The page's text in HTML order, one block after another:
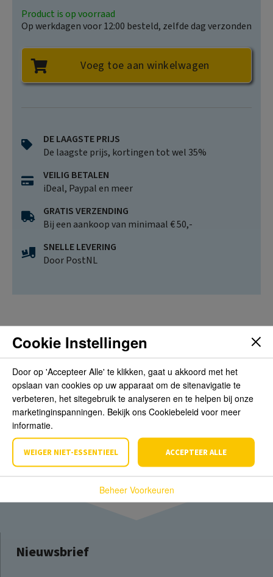
Product is op voorraad
Op werkdagen voor 12:00 besteld, zelfde dag verzonden
Voeg toe aan winkelwagen
DE LAAGSTE PRIJS
De laagste prijs, kortingen tot wel 35%
VEILIG BETALEN
iDeal, Paypal en meer
GRATIS VERZENDING
Bij een aankoop van minimaal € 50,-
SNELLE LEVERING
Door PostNL
Beoordelingen
Schrijf de eerste review over dit product
Schrijf een beoordeling
Nieuwsbrief
Cookie Instellingen
Door op 'Accepteer Alle' te klikken, gaat u akkoord met het
opslaan van cookies op uw apparaat om de sitenavigatie te
verbeteren, het sitegebruik te analyseren en te helpen bij onze
marketinginspanningen. Bekijk ons Cookiebeleid voor meer
informatie.
WEIGER NIET-ESSENTIEEL ACCEPTEER ALLE
Beheer Voorkeuren